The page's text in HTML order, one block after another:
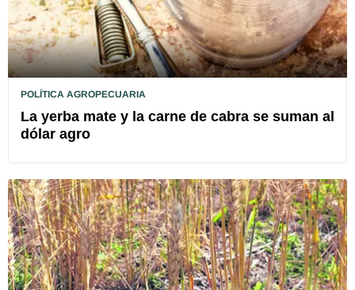
POLÍTICA AGROPECUARIA
La yerba mate y la carne de cabra se suman al
dólar agro